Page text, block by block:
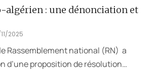
algérien : une dénonciation et
2025
Rassemblement national (RN) a
d’une proposition de résolution…